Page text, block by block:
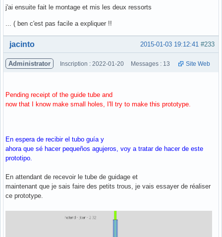
j'ai ensuite fait le montage et mis les deux ressorts
... ( ben c'est pas facile a expliquer !!
Hors ligne #233
2015-01-03 19:12:41
jacinto
Administrator Inscription : 2022-01-20 Messages : 13 Site Web
Pending receipt of the guide tube and
now that I know make small holes, I'll try to make this prototype.
En espera de recibir el tubo guía y
ahora que sé hacer pequeños agujeros, voy a tratar de hacer de este
prototipo.
En attendant de recevoir le tube de guidage et
maintenant que je sais faire des petits trous, je vais essayer de réaliser
ce prototype.